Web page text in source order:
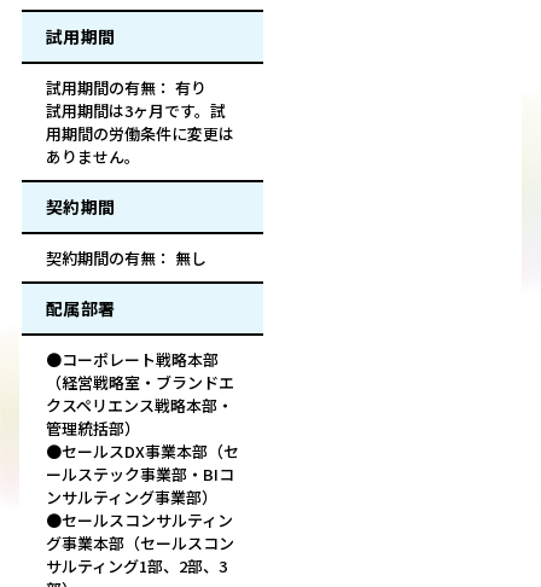
試用期間
試用期間の有無： 有り
試用期間は3ヶ月です。試
用期間の労働条件に変更は
ありません。
契約期間
契約期間の有無： 無し
配属部署
●コーポレート戦略本部
（経営戦略室・ブランドエ
クスペリエンス戦略本部・
管理統括部）
●セールスDX事業本部（セ
ールステック事業部・BIコ
ンサルティング事業部）
●セールスコンサルティン
グ事業本部（セールスコン
サルティング1部、2部、3